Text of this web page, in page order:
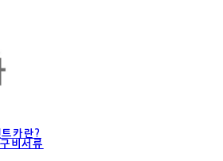
카란?
비서류